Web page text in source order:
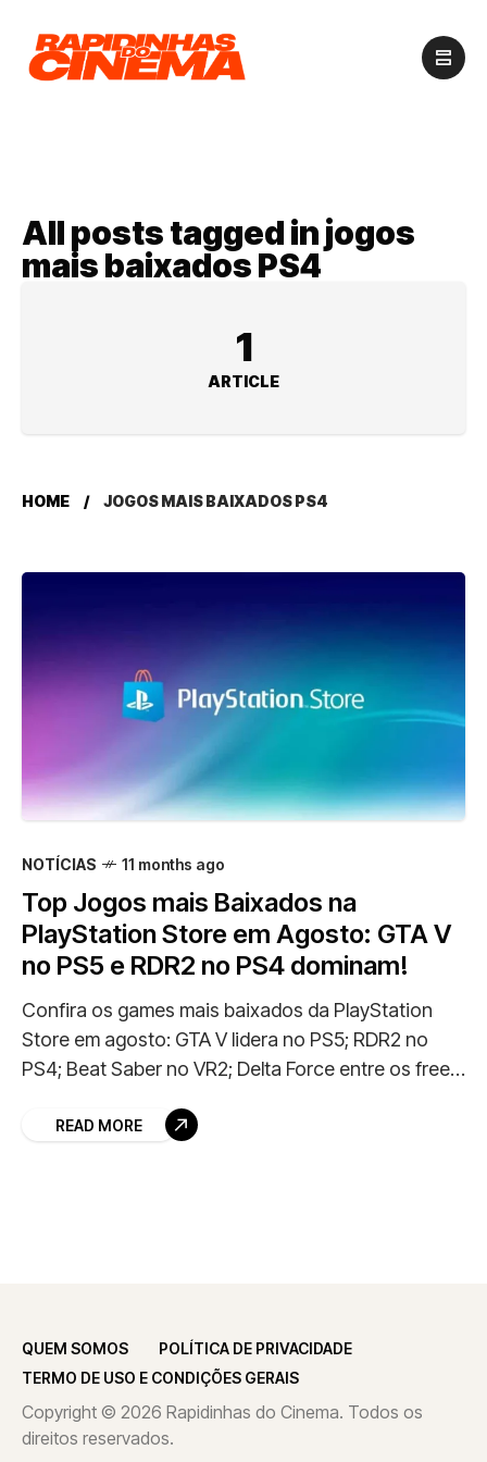
All posts tagged in jogos
mais baixados PS4
1
ARTICLE
HOME JOGOS MAIS BAIXADOS PS4
NOTÍCIAS 11 months ago
Top Jogos mais Baixados na
PlayStation Store em Agosto: GTA V
no PS5 e RDR2 no PS4 dominam!
Confira os games mais baixados da PlayStation
Store em agosto: GTA V lidera no PS5; RDR2 no
PS4; Beat Saber no VR2; Delta Force entre os free-
READ MORE
QUEM SOMOS
POLÍTICA DE PRIVACIDADE
TERMO DE USO E CONDIÇÕES GERAIS
Copyright © 2026 Rapidinhas do Cinema. Todos os
direitos reservados.